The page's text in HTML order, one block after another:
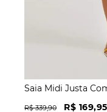
Saia Midi Justa
R$ 339,90 R$ 169,95